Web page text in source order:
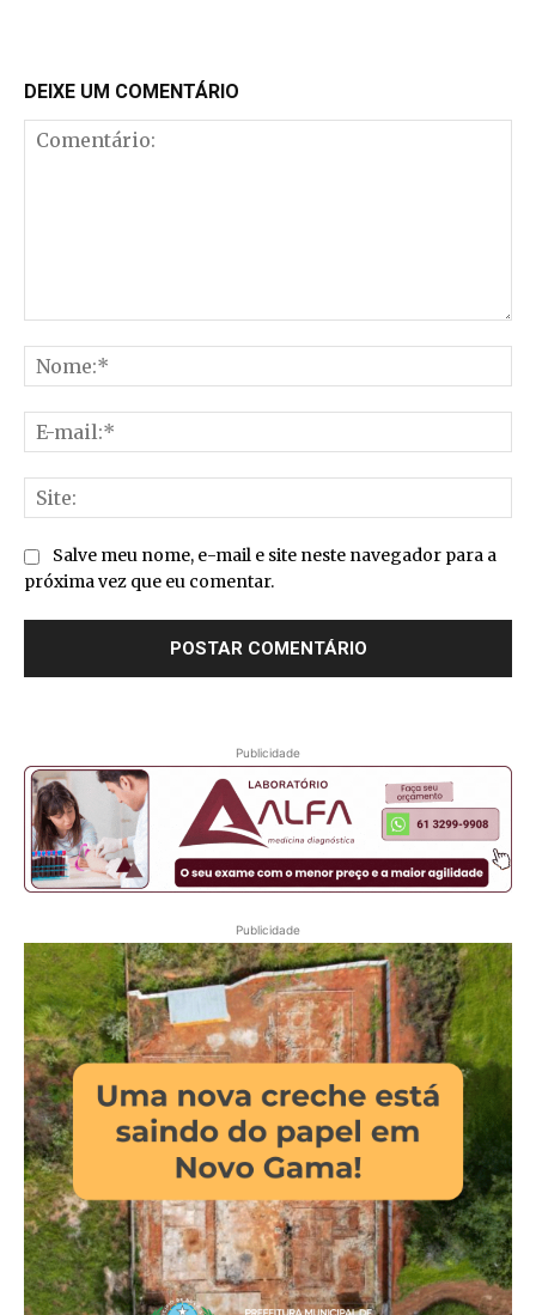
DEIXE UM COMENTÁRIO
Salve meu nome, e-mail e site neste navegador para a
próxima vez que eu comentar.
Publicidade
Publicidade